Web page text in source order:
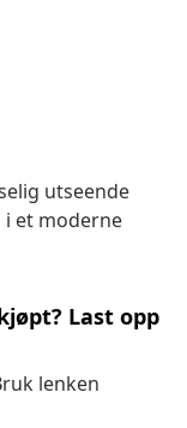
utseende
i et moderne
Last opp
lenken